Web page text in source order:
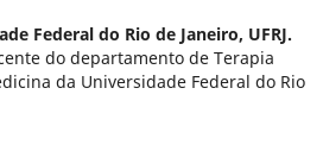
Federal do Rio de Janeiro, UFRJ.
do departamento de Terapia
da Universidade Federal do Rio